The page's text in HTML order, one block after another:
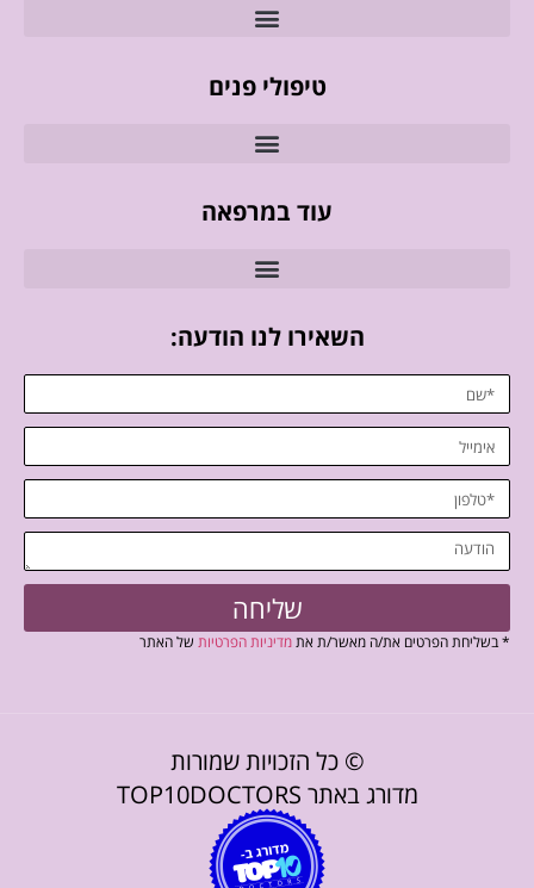
טיפולי פנים
עוד במרפאה
השאירו לנו הודעה:
שליחה
* בשליחת הפרטים את/ה מאשר/ת אתמדיניות הפרטיות של האתר
© כל הזכויות שמורות
מדורג באתר TOP10DOCTORS